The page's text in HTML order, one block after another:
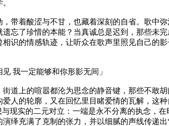
带着酸涩与不甘，也藏着深刻的自省。歌中
忘了珍惜的本能？当真诚总是迟到，那些未
识的情感轨迹，让听众在歌声里照见自己的
我一定能够和你形影无间」
道上的喧嚣都沦为思念的静音键，那些不敢
人的轮廓，又在回忆里目睹爱情的瓦解，这种
现实的二元对立：一端是永不分离的执念，
绎充满了克制的张力，并以细腻的声线传递